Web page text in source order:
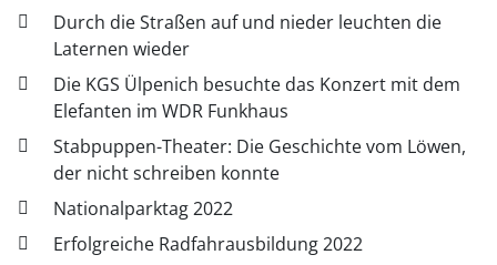
Durch die Straßen auf und nieder leuchten die
Laternen wieder
Die KGS Ülpenich besuchte das Konzert mit dem
Elefanten im WDR Funkhaus
Stabpuppen-Theater: Die Geschichte vom Löwen,
der nicht schreiben konnte
Nationalparktag 2022
Erfolgreiche Radfahrausbildung 2022